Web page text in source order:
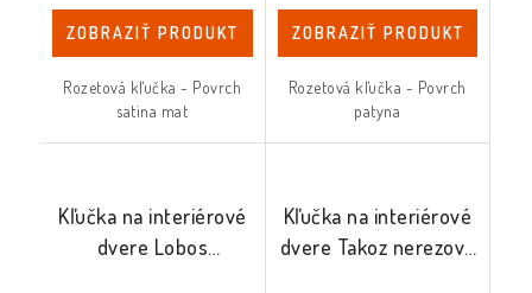
ZOBRAZIŤ PRODUKT
Rozetová kľučka - Povrch
satina mat
ZOBRAZIŤ PRODUKT
Rozetová kľučka - Povrch
patyna
Kľučka na interiérové
dvere Lobos
Kľučka na interiérové
dvere Takoz nerezová